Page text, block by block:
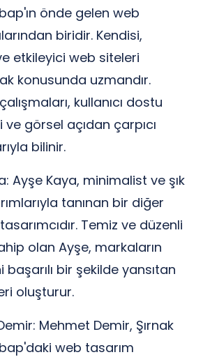
önde gelen web
biridir. Kendisi,
etkileyici web siteleri
konusunda uzmandır.
kullanıcı dostu
görsel açıdan çarpıcı
bilinir.
Ayşe Kaya, minimalist ve şık
tanınan bir diğer
Temiz ve düzenli
olan Ayşe, markaların
başarılı bir şekilde yansıtan
oluşturur.
Mehmet Demir, Şırnak
web tasarım